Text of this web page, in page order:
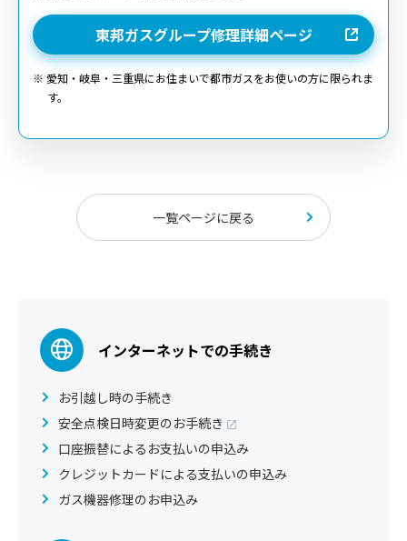
東邦ガスグループ修理詳細ページ
※ 愛知・岐阜・三重県にお住まいで都市ガスをお使いの方に限られま
す。
一覧ページに戻る
インターネットでの手続き
お引越し時の手続き
安全点検日時変更のお手続き
口座振替によるお支払いの申込み
クレジットカードによる支払いの申込み
ガス機器修理のお申込み